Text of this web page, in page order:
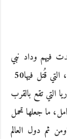
علي الصراع في سوريا،‮ ‬رصدت فيهم وداد نبي
داريا التي تقع بالقرب
من دمشق،‮ ‬والتي شهدت معارك عنيفة دمرتها بالكامل،‮ ‬ما جعلها تحمل
النظام السوري مسئولية ما يحدث في بلادها،‮ “‬ومن ثم دول العالم